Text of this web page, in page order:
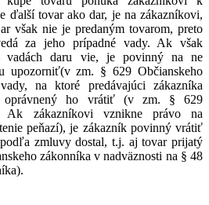
ďalší tovar ako dar, je na zákazníkovi,
však nie je predaným tovarom, preto
za jeho prípadné vady. Ak však
vadách daru vie, je povinný na ne
upozorniť(v zm. § 629 Občianskeho
na ktoré predávajúci zákazníka
oprávnený ho vrátiť (v zm. § 629
Ak zákazníkovi vznikne právo na
peňazí), je zákazník povinný vrátiť
zmluvy dostal, t.j. aj tovar prijatý
zákonníka v nadväznosti na § 48